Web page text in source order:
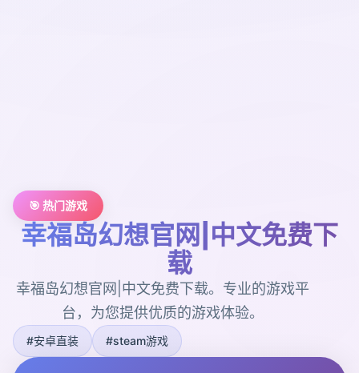
🎯 热门游戏
幸福岛幻想官网|中文免费下
载
幸福岛幻想官网|中文免费下载。专业的游戏平
台，为您提供优质的游戏体验。
#安卓直装 #steam游戏